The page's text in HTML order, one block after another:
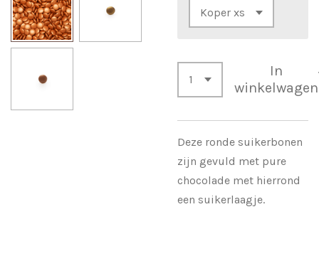
In
winkelwagen
Deze ronde suikerbonen
zijn gevuld met pure
chocolade met hierrond
een suikerlaagje.